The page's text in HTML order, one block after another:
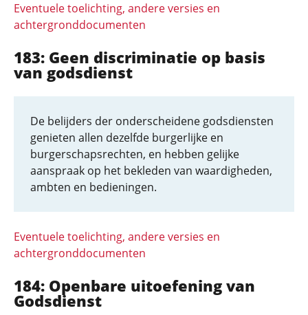
Eventuele toelichting, andere versies en
achtergronddocumenten
183: Geen discriminatie op basis
van godsdienst
De belijders der onderscheidene godsdiensten
genieten allen dezelfde burgerlijke en
burgerschapsrechten, en hebben gelijke
aanspraak op het bekleden van waardigheden,
ambten en bedieningen.
Eventuele toelichting, andere versies en
achtergronddocumenten
184: Openbare uitoefening van
Godsdienst